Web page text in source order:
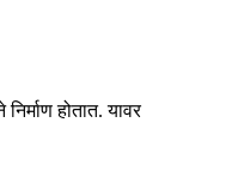
होतात. यावर